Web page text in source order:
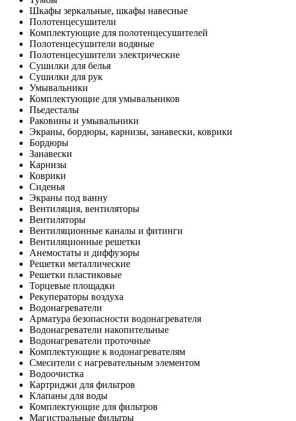
Шкафы зеркальные, шкафы навесные
Полотенцесушители
Комплектующие для полотенцесушителей
Полотенцесушители водяные
Полотенцесушители электрические
Сушилки для белья
Сушилки для рук
Умывальники
Комплектующие для умывальников
Пьедесталы
Раковины и умывальники
Экраны, бордюры, карнизы, занавески, коврики
Бордюры
Занавески
Карнизы
Коврики
Сиденья
Экраны под ванну
Вентиляция, вентиляторы
Вентиляторы
Вентиляционные каналы и фитинги
Вентиляционные решетки
Анемостаты и диффузоры
Решетки металлические
Решетки пластиковые
Торцевые площадки
Рекуператоры воздуха
Водонагреватели
Арматура безопасности водонагревателя
Водонагреватели накопительные
Водонагреватели проточные
Комплектующие к водонагревателям
Смесители с нагревательным элементом
Водоочистка
Картриджи для фильтров
Клапаны для воды
Комплектующие для фильтров
Магистральные фильтры